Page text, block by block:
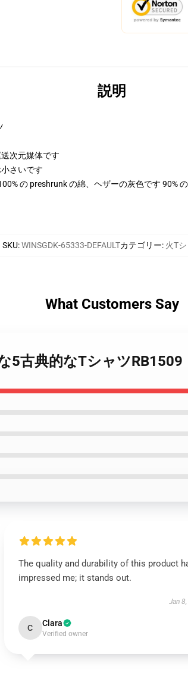
説明
次元媒体です
さいです
の preshrunk の綿、ヘザーの灰色です 90%
SKU:WINSGDK-65333-DEFAULTカテゴリー: 火T
What Customers Say
5古典的なTシャツRB1509
The quality and durability of this product
impressed me; it stands out.
Jan
C Clara
Verified owner